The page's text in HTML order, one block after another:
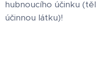
hubnoucího účinku
účinnou látku)!